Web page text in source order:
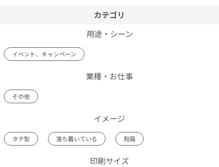
カテゴリ
用途・シーン
イベント、キャンペーン
業種・お仕事
その他
イメージ
タテ型 落ち着いている 和風
印刷サイズ